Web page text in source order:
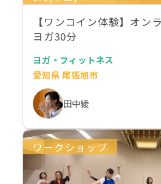
【ワンコイン体験】オン
ヨガ30分
ヨガ・フィットネス
愛知県 尾張旭市
田中綾
ワークショップ